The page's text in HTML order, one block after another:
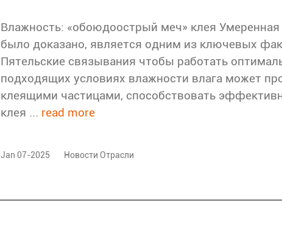
Влажность: «обоюдоострый меч» клея Умеренная
было доказано, является одним из ключевых
Пятельские связывания чтобы работать
подходящих условиях влажности влага может
клеящими частицами, способствовать
клея ... read more
Jan 07-2025 Новости Отрасли